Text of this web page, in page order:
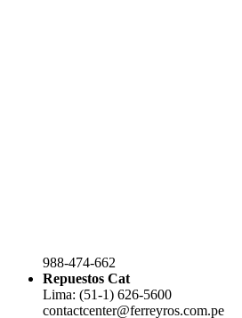
988-474-662
Repuestos Cat
Lima: (51-1) 626-5600
contactcenter@ferreyros.com.pe